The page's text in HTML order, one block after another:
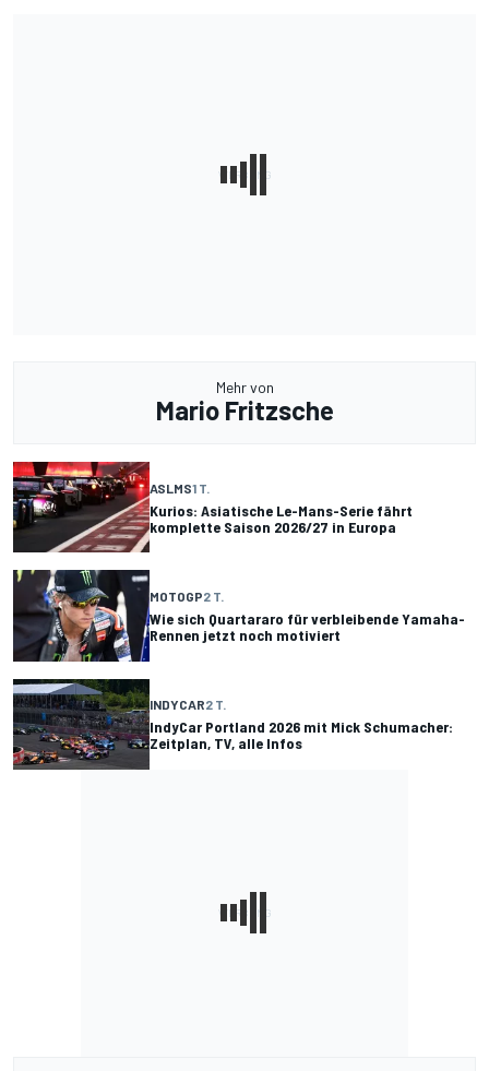
Mehr von
Mario Fritzsche
ASLMS1 T.
Kurios: Asiatische Le-Mans-Serie fährt
komplette Saison 2026/27 in Europa
MOTOGP2 T.
Wie sich Quartararo für verbleibende Yamaha-
Rennen jetzt noch motiviert
INDYCAR2 T.
IndyCar Portland 2026 mit Mick Schumacher:
Zeitplan, TV, alle Infos